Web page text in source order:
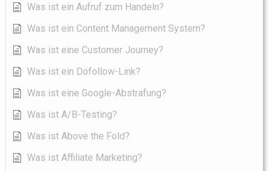
Was ist ein Aufruf zum Handeln?
Was ist ein Content Management System?
Was ist eine Customer Journey?
Was ist ein Dofollow-Link?
Was ist eine Google-Abstrafung?
Was ist A/B-Testing?
Was ist Above the Fold?
Was ist Affiliate Marketing?